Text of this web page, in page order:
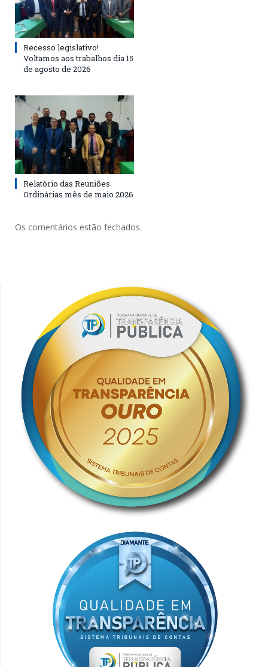
Recesso legislativo!
Voltamos aos trabalhos dia 15
de agosto de 2026
Relatório das Reuniões
Ordinárias mês de maio 2026
Os comentários estão fechados.